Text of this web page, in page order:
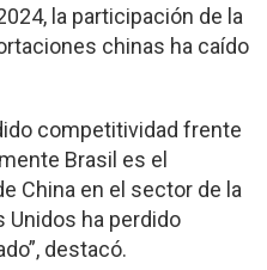
la participación de la
chinas ha caído
competitividad frente
Brasil es el
China en el sector de la
Unidos ha perdido
destacó.